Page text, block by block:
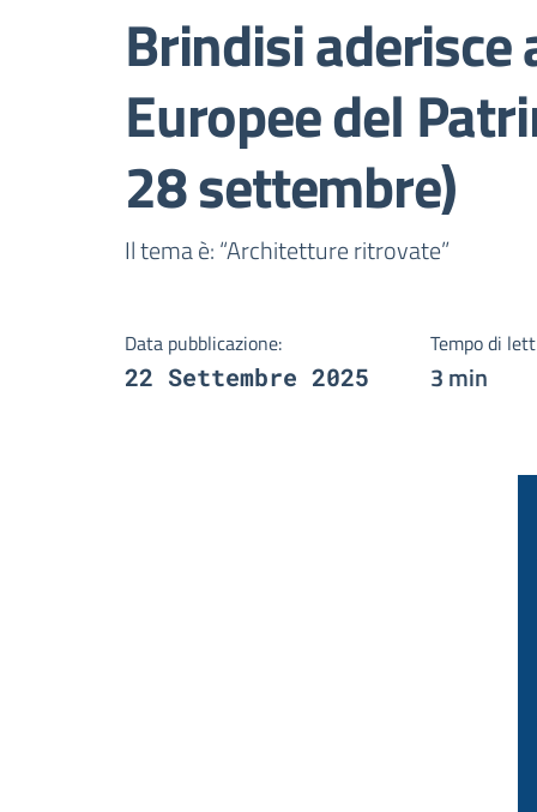
Brindisi aderisce
Europee del
28 settembre)
Dettagli della
Il tema è: “Architetture ritrovate”
Data pubblicazione:
22 Settembre 2025
Tempo di
3 min